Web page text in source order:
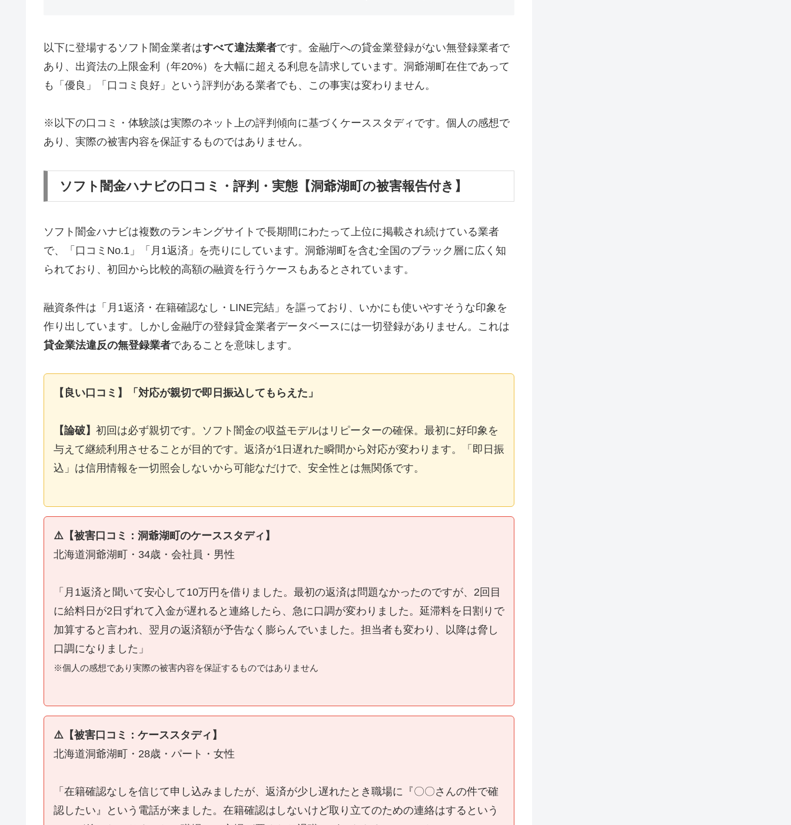
以下に登場するソフト闇金業者はすべて違法業者です。金融庁への貸金業登録がない無登録業者で
あり、出資法の上限金利（年20%）を大幅に超える利息を請求しています。洞爺湖町在住であって
も「優良」「口コミ良好」という評判がある業者でも、この事実は変わりません。
※以下の口コミ・体験談は実際のネット上の評判傾向に基づくケーススタディです。個人の感想で
あり、実際の被害内容を保証するものではありません。
ソフト闇金ハナビの口コミ・評判・実態【洞爺湖町の被害報告付き】
ソフト闇金ハナビは複数のランキングサイトで長期間にわたって上位に掲載され続けている業者
で、「口コミNo.1」「月1返済」を売りにしています。洞爺湖町を含む全国のブラック層に広く知
られており、初回から比較的高額の融資を行うケースもあるとされています。
融資条件は「月1返済・在籍確認なし・LINE完結」を謳っており、いかにも使いやすそうな印象を
作り出しています。しかし金融庁の登録貸金業者データベースには一切登録がありません。これは
貸金業法違反の無登録業者であることを意味します。
【良い口コミ】「対応が親切で即日振込してもらえた」
【論破】 初回は必ず親切です。ソフト闇金の収益モデルはリピーターの確保。最初に好印象を
与えて継続利用させることが目的です。返済が1日遅れた瞬間から対応が変わります。「即日振
込」は信用情報を一切照会しないから可能なだけで、安全性とは無関係です。
⚠️【被害口コミ：洞爺湖町のケーススタディ】
北海道洞爺湖町・34歳・会社員・男性
「月1返済と聞いて安心して10万円を借りました。最初の返済は問題なかったのですが、2回目
に給料日が2日ずれて入金が遅れると連絡したら、急に口調が変わりました。延滞料を日割りで
加算すると言われ、翌月の返済額が予告なく膨らんでいました。担当者も変わり、以降は脅し
口調になりました」
※個人の感想であり実際の被害内容を保証するものではありません
⚠️【被害口コミ：ケーススタディ】
北海道洞爺湖町・28歳・パート・女性
「在籍確認なしを信じて申し込みましたが、返済が少し遅れたとき職場に『〇〇さんの件で確
認したい』という電話が来ました。在籍確認はしないけど取り立てのための連絡はするという